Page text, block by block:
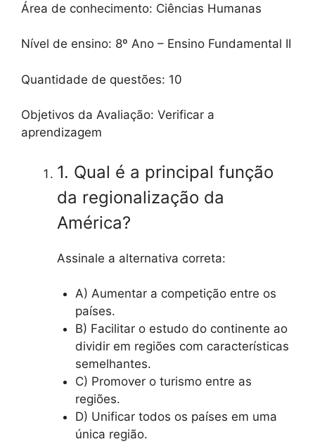
Área de conhecimento: Ciências Humanas
Nível de ensino: 8º Ano – Ensino Fundamental II
Quantidade de questões: 10
Objetivos da Avaliação: Verificar a
aprendizagem
1. Qual é a principal função
da regionalização da
América?
Assinale a alternativa correta:
A) Aumentar a competição entre os
países.
B) Facilitar o estudo do continente ao
dividir em regiões com características
semelhantes.
C) Promover o turismo entre as
regiões.
D) Unificar todos os países em uma
única região.